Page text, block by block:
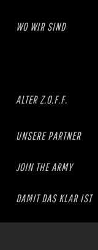
WO WIR SIND
ALTER Z.O.F.F.
UNSERE PARTNER
JOIN THE ARMY
DAMIT DAS KLAR IST